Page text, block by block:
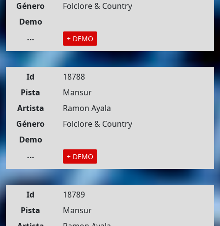
Género
Folclore & Country
Demo
...
+ DEMO
Id
18788
Pista
Mansur
Artista
Ramon Ayala
Género
Folclore & Country
Demo
...
+ DEMO
Id
18789
Pista
Mansur